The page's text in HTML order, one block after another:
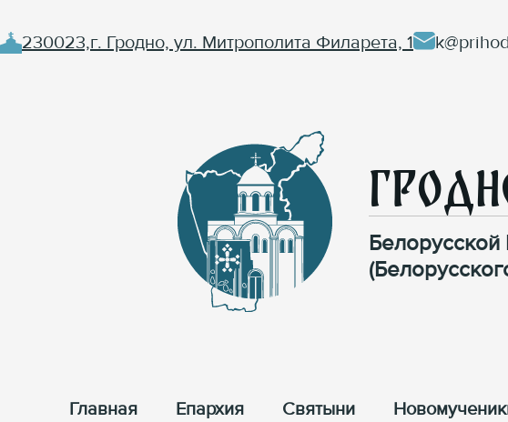
230023,г. Гродно, ул. Митрополита Филарета, 1
Главная Епархия Cвятыни